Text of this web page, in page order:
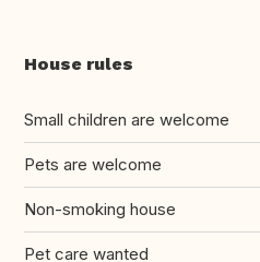
House rules
Small children are welcome
Pets are welcome
Non-smoking house
Pet care wanted